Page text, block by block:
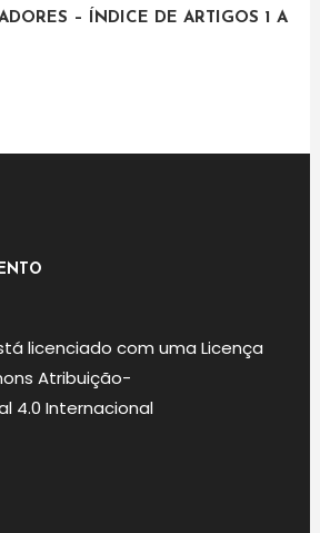
– ÍNDICE DE ARTIGOS 1 A
licenciado com uma Licença
Atribuição-
4.0 Internacional